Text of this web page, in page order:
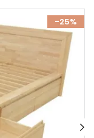
-25%